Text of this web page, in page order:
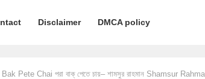
Disclaimer DMCA policy
Pete Chai পরা বাক্‌ পেতে চায়– শামসুর রাহমান Shamsur